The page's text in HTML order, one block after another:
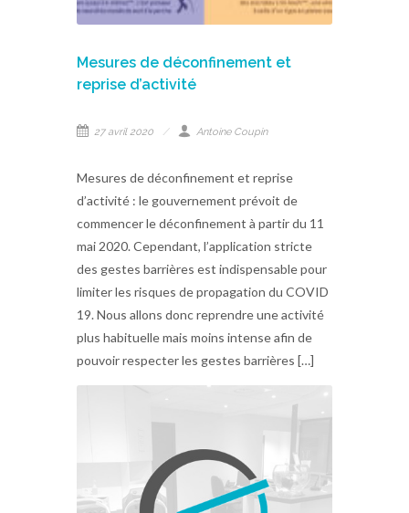
Mesures de déconfinement et
reprise d’activité
27 avril 2020 Antoine Coupin
Mesures de déconfinement et reprise
d’activité : le gouvernement prévoit de
commencer le déconfinement à partir du 11
mai 2020. Cependant, l’application stricte
des gestes barrières est indispensable pour
limiter les risques de propagation du COVID
19. Nous allons donc reprendre une activité
plus habituelle mais moins intense afin de
pouvoir respecter les gestes barrières […]